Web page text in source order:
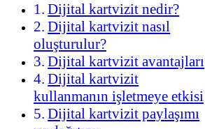
Dijital kartvizit nedir?
Dijital kartvizit nasıl
oluşturulur?
Dijital kartvizit avantajları
Dijital kartvizit
kullanmanın işletmeye etkisi
Dijital kartvizit paylaşımı